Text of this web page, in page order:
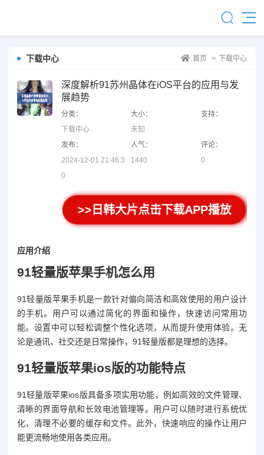
下载中心 首页 > 下载中心
深度解析91苏州晶体在iOS平台的应用与发
展趋势
分类：
下载中心
大小：
未知
支持：
发布：
2024-12-01 21:46:3
0
人气：
1440
评论：
0
>>日韩大片点击下载APP播放
应用介绍
91轻量版苹果手机怎么用
91轻量版苹果手机是一款针对偏向简洁和高效使用的用户设计
的手机。用户可以通过简化的界面和操作，快速访问常用功
能。设置中可以轻松调整个性化选项，从而提升使用体验。无
论是通讯、社交还是日常操作，91轻量版都是理想的选择。
91轻量版苹果ios版的功能特点
91轻量版苹果ios版具备多项实用功能，例如高效的文件管理、
清晰的界面导航和长效电池管理等。用户可以随时进行系统优
化，清理不必要的缓存和文件。此外，快速响应的操作让用户
能更流畅地使用各类应用。